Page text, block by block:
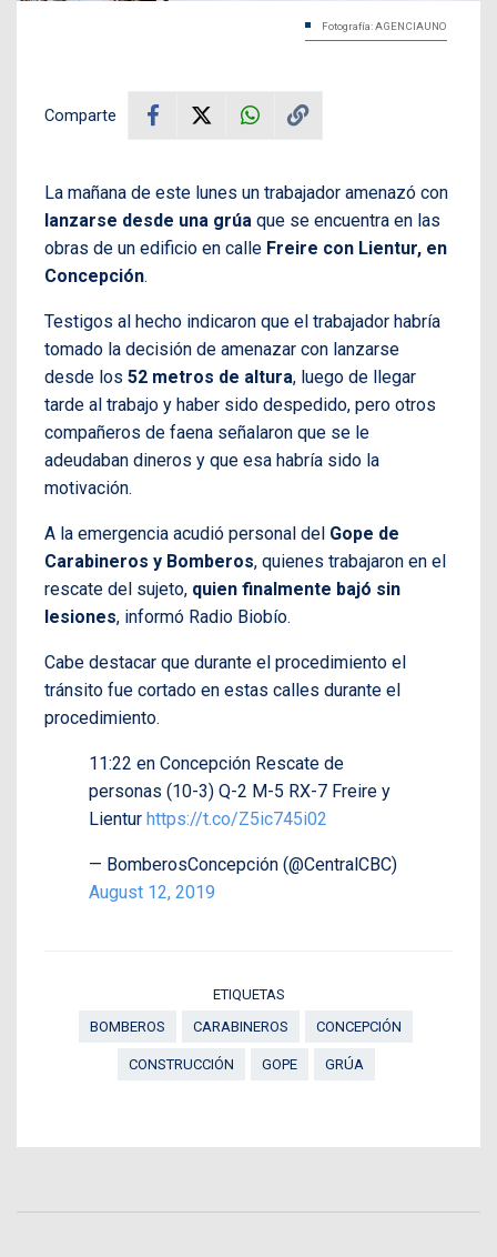
Fotografía: AGENCIAUNO
Comparte
La mañana de este lunes un trabajador amenazó con
lanzarse desde una grúa que se encuentra en las
obras de un edificio en calle Freire con Lientur, en
Concepción.
Testigos al hecho indicaron que el trabajador habría
tomado la decisión de amenazar con lanzarse
desde los 52 metros de altura, luego de llegar
tarde al trabajo y haber sido despedido, pero otros
compañeros de faena señalaron que se le
adeudaban dineros y que esa habría sido la
motivación.
A la emergencia acudió personal del Gope de
Carabineros y Bomberos, quienes trabajaron en el
rescate del sujeto, quien finalmente bajó sin
lesiones, informó Radio Biobío.
Cabe destacar que durante el procedimiento el
tránsito fue cortado en estas calles durante el
procedimiento.
11:22 en Concepción Rescate de
personas (10-3) Q-2 M-5 RX-7 Freire y
Lientur https://t.co/Z5ic745i02
— BomberosConcepción (@CentralCBC)
August 12, 2019
ETIQUETAS
BOMBEROS
CARABINEROS CONCEPCIÓN
CONSTRUCCIÓN GOPE GRÚA